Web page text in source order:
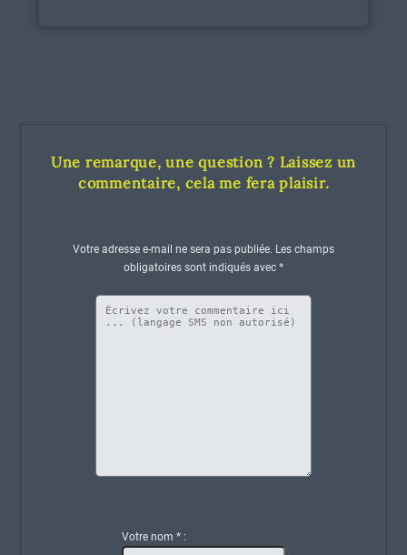
Une remarque, une question ? Laissez un
commentaire, cela me fera plaisir.
Votre adresse e-mail ne sera pas publiée. Les champs
obligatoires sont indiqués avec *
Votre nom* :